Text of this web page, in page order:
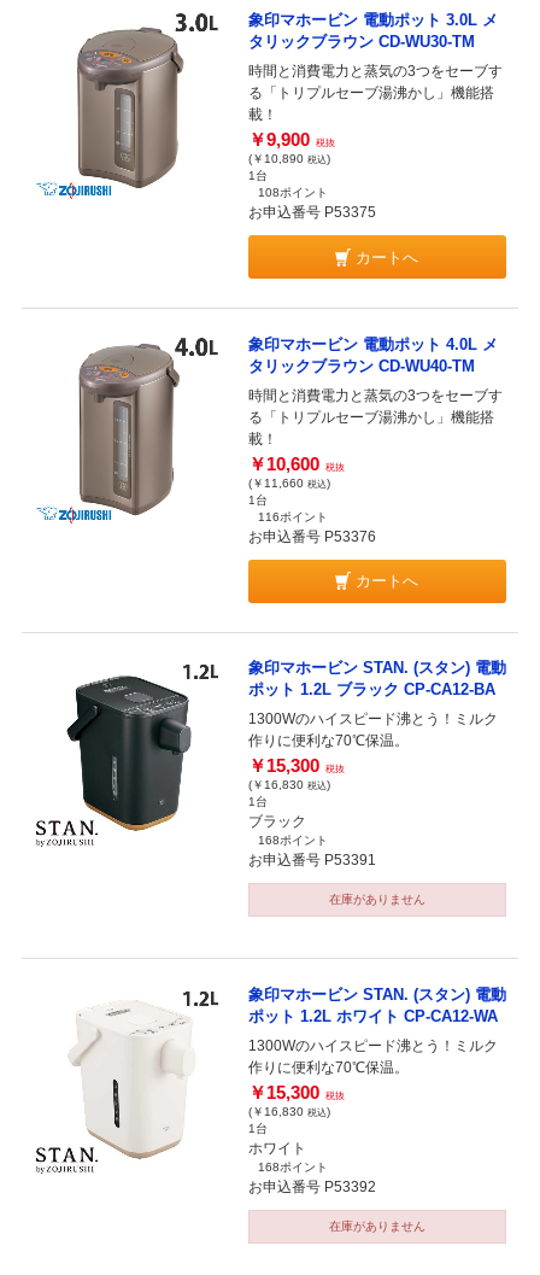
象印マホービン 電動ポット 3.0L メ
タリックブラウン CD-WU30-TM
時間と消費電力と蒸気の3つをセーブす
る「トリプルセーブ湯沸かし」機能搭
載！
￥9,900 税抜
(￥10,890 税込)
1台
108ポイント
お申込番号 P53375
カートへ
象印マホービン 電動ポット 4.0L メ
タリックブラウン CD-WU40-TM
時間と消費電力と蒸気の3つをセーブす
る「トリプルセーブ湯沸かし」機能搭
載！
￥10,600 税抜
(￥11,660 税込)
1台
116ポイント
お申込番号 P53376
カートへ
象印マホービン STAN. (スタン) 電動
ポット 1.2L ブラック CP-CA12-BA
1300Wのハイスピード沸とう！ミルク
作りに便利な70℃保温。
￥15,300 税抜
(￥16,830 税込)
1台
ブラック
168ポイント
お申込番号 P53391
在庫がありません
象印マホービン STAN. (スタン) 電動
ポット 1.2L ホワイト CP-CA12-WA
1300Wのハイスピード沸とう！ミルク
作りに便利な70℃保温。
￥15,300 税抜
(￥16,830 税込)
1台
ホワイト
168ポイント
お申込番号 P53392
在庫がありません